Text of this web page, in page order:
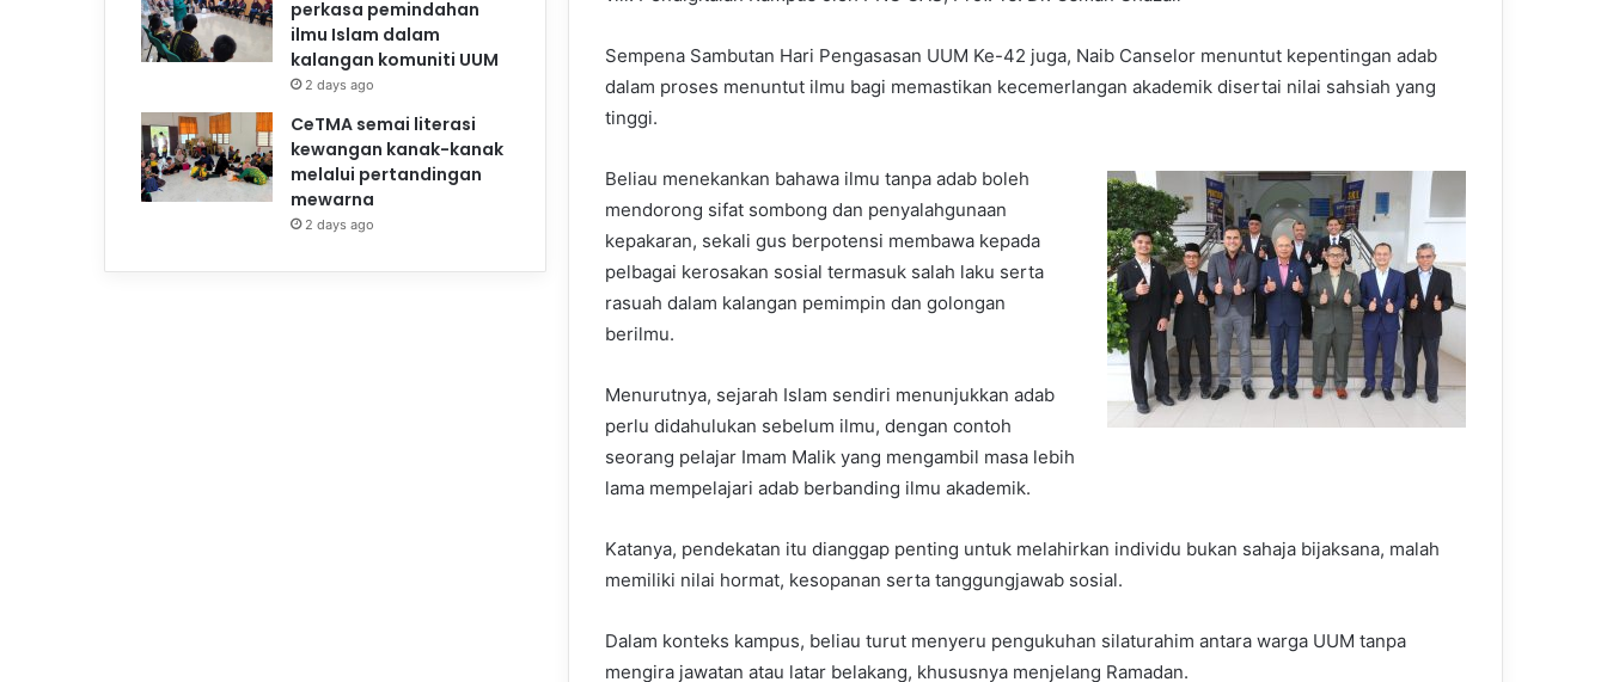
Sempena Sambutan Hari Pengasasan UUM Ke-42 juga, Naib Canselor menuntut kepentingan adab
dalam proses menuntut ilmu bagi memastikan kecemerlangan akademik disertai nilai sahsiah yang
tinggi.
Beliau menekankan bahawa ilmu tanpa adab boleh
mendorong sifat sombong dan penyalahgunaan
kepakaran, sekali gus berpotensi membawa kepada
pelbagai kerosakan sosial termasuk salah laku serta
rasuah dalam kalangan pemimpin dan golongan
berilmu.
Menurutnya, sejarah Islam sendiri menunjukkan adab
perlu didahulukan sebelum ilmu, dengan contoh
seorang pelajar Imam Malik yang mengambil masa lebih
lama mempelajari adab berbanding ilmu akademik.
Katanya, pendekatan itu dianggap penting untuk melahirkan individu bukan sahaja bijaksana, malah
memiliki nilai hormat, kesopanan serta tanggungjawab sosial.
Dalam konteks kampus, beliau turut menyeru pengukuhan silaturahim antara warga UUM tanpa
mengira jawatan atau latar belakang, khususnya menjelang Ramadan.
perkasa pemindahan
ilmu Islam dalam
kalangan komuniti UUM
2 days ago
CeTMA semai literasi
kewangan kanak-kanak
melalui pertandingan
mewarna
2 days ago